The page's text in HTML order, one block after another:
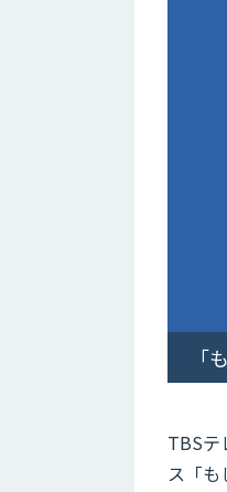
「
TBSテ
ス「も